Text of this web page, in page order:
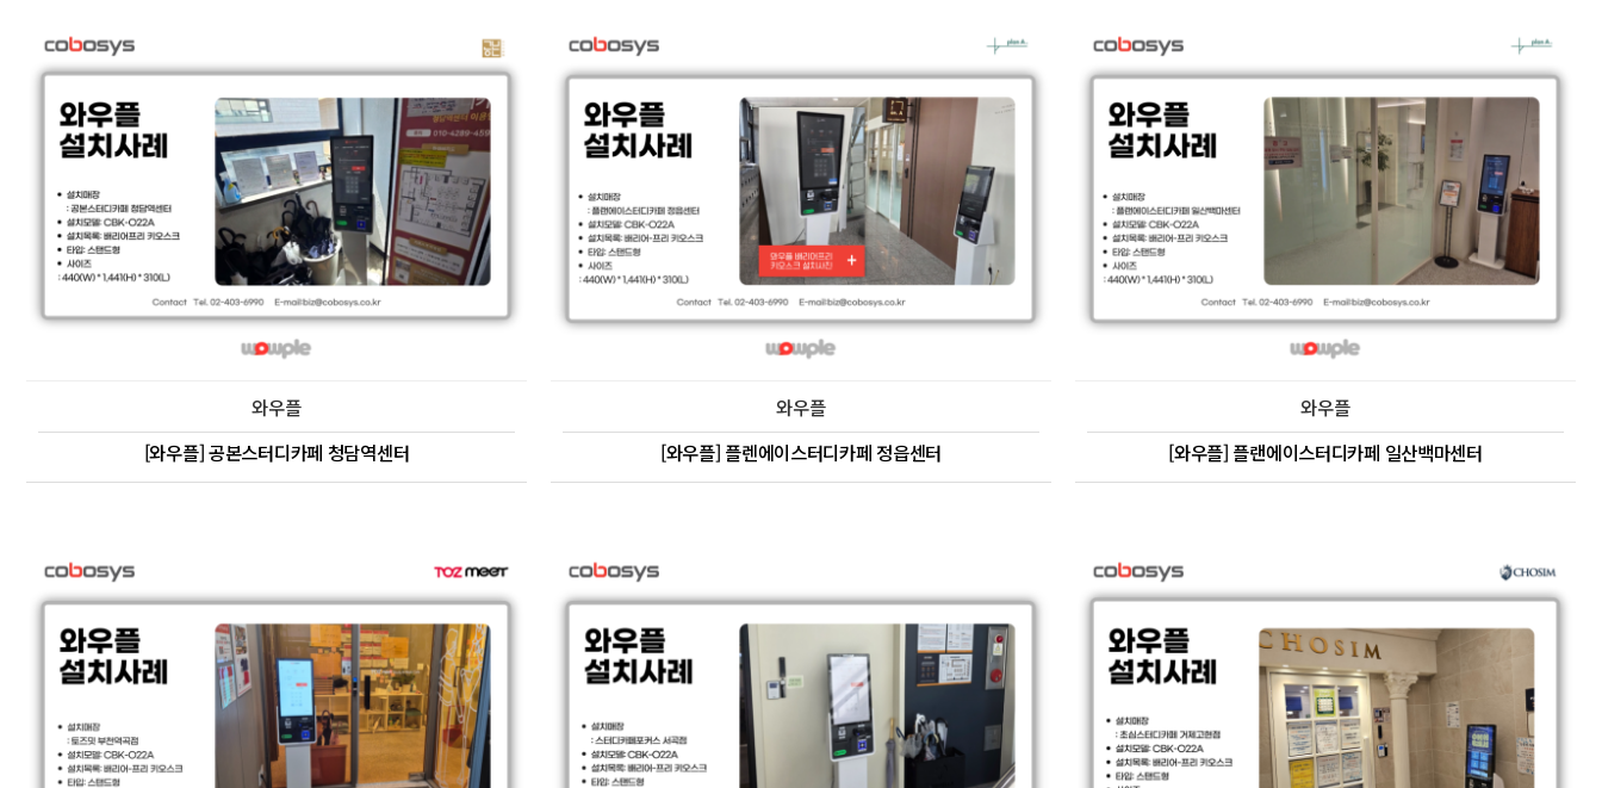
와우플
[와우플] 공본스터디카페 청담역센터
와우플
[와우플] 플렌에이스터디카페 정읍센터
와우플
[와우플] 플랜에이스터디카페 일산백마센터